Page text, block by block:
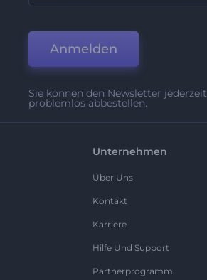
Anmelden
Sie können den Newsletter jederzeit
problemlos abbestellen.
Unternehmen
Über Uns
Kontakt
Karriere
Hilfe Und Support
Partnerprogramm